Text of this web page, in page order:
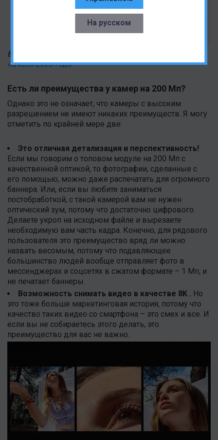
На русском
Вас может заинтересовать:
начало 2023 года
Есть ли преимущества у камер на 200 Мп?
Однако это не означает, что камеры с высоким
разрешением не имеют никаких преимуществ. Я могу
отметить по крайней мере две:
Это отличная детализация и перспективность!
Если мы говорим о топовом модуле на 200 Мп с
качественной оптикой, то фотографии, сделанные с
его помощью, можно даже распечатать для огромного
баннера. Или, если вы любите заниматься
постобработкой, с такой камерой вам не нужен
оптический зум, потому что достаточно цифрового.
Делаете укроп на исходном файле и вырезаете
необходимую вам часть кадра. Конечно, для рядового
пользователя это преимущество вряд ли можно
назвать весомым, потому что подавляющее
большинство людей вообще отправляет фото в
мессенджерах и соцсетях в сжатом формате – 1 Мп, и
не печатает баннеры.
Возможность снимать видео в качестве 8K . Но
это тоже больше маркетинговая история, потому что
качество таких видео со смартфона – это смех и все. И
если вы не собираетесь этого делать, это
преимущество для вас не важно.